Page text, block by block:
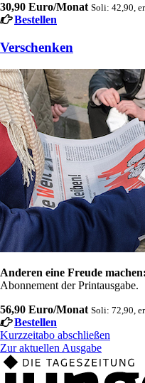
30,90 Euro/Monat Soli: 42,90,
Bestellen
Verschenken
Anderen eine Freude machen:
Abonnement der Printausgabe.
56,90 Euro/Monat Soli: 72,90,
Bestellen
Kurzzeitabo abschließen
Zur aktuellen Ausgabe